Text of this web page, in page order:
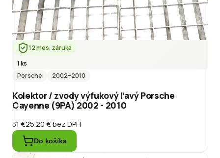
12 mes. záruka
1 ks
Porsche
2002–2010
Kolektor / zvody výfukový ľavý Porsche
Cayenne (9PA) 2002 - 2010
31 €25.20 €bez DPH
Do košíka